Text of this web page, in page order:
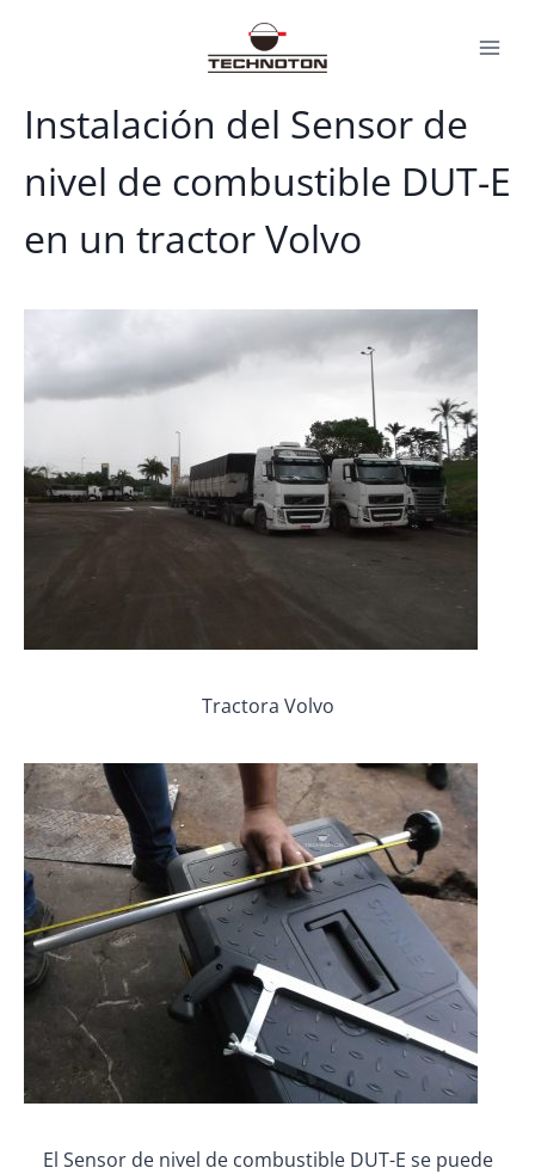
Instalación del Sensor de
nivel de combustible DUT-E
en un tractor Volvo
Tractora Volvo
El Sensor de nivel de combustible DUT-E se puede